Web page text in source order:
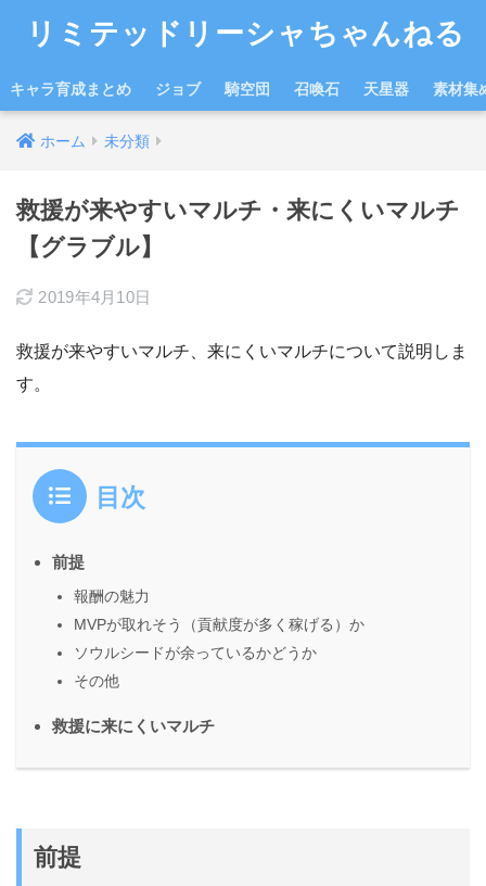
リミテッドリーシャちゃんねる
キャラ育成まとめ ジョブ 騎空団 召喚石 天星器 素材集
ホーム 未分類
救援が来やすいマルチ・来にくいマルチ
【グラブル】
2019年4月10日
救援が来やすいマルチ、来にくいマルチについて説明しま
す。
目次
前提
報酬の魅力
MVPが取れそう（貢献度が多く稼げる）か
ソウルシードが余っているかどうか
その他
救援に来にくいマルチ
前提